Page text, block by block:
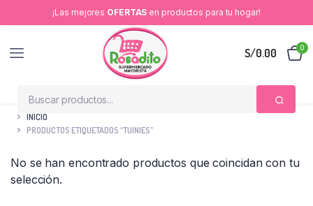
¡Las mejores OFERTAS en productos para tu hogar!
S/0.00 0
INICIO
PRODUCTOS ETIQUETADOS “TUINIES”
No se han encontrado productos que coincidan con tu
selección.